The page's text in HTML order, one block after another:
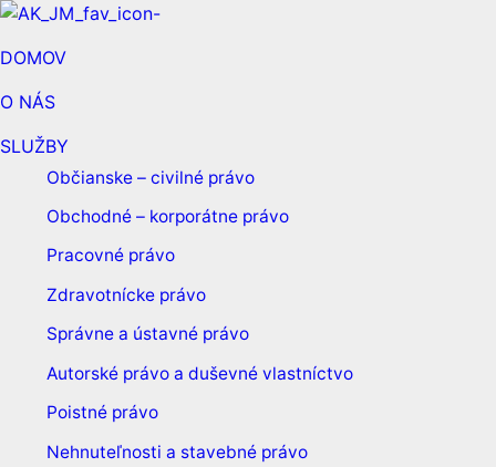
DOMOV
O NÁS
SLUŽBY
Občianske – civilné právo
Obchodné – korporátne právo
Pracovné právo
Zdravotnícke právo
Správne a ústavné právo
Autorské právo a duševné vlastníctvo
Poistné právo
Nehnuteľnosti a stavebné právo